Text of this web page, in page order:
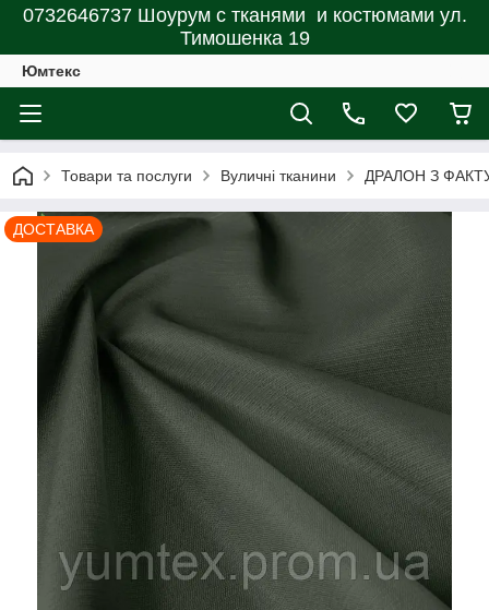
0732646737 Шоурум с тканями и костюмами ул.
Тимошенка 19
Юмтекс
Товари та послуги Вуличні тканини ДРАЛОН З
ДОСТАВКА